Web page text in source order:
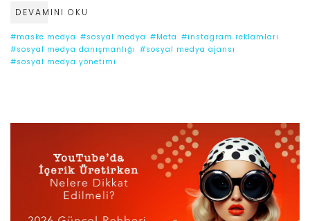
DEVAMINI OKU
#maske medya #sosyal medya #Meta #instagram reklamları
#sosyal medya danışmanlığı #sosyal medya ajansı
#sosyal medya yönetimi